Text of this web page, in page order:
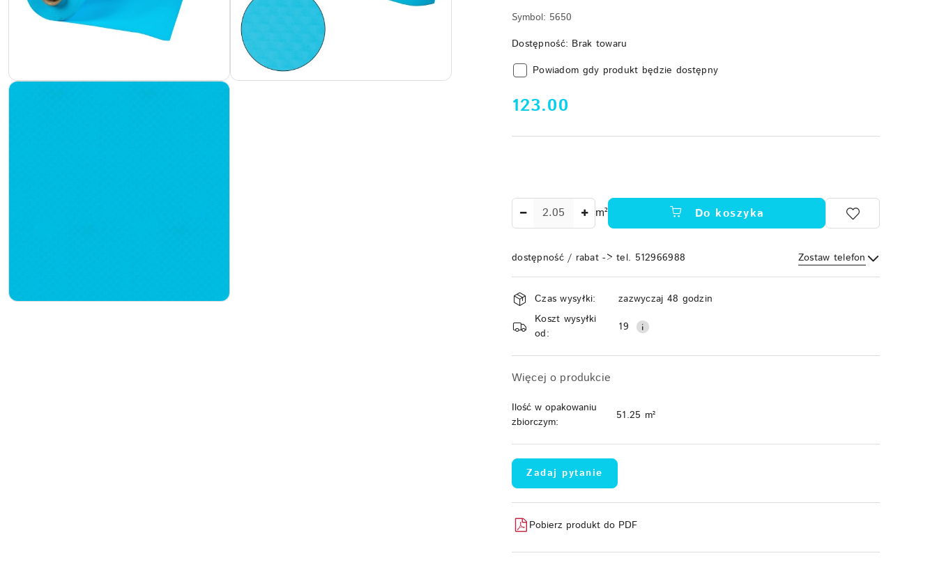
Symbol: 5650
Dostępność: Brak towaru
Powiadom gdy produkt będzie dostępny
cena:
123.00
m² Do koszyka
dostępność / rabat -> tel. 512966988 Zostaw telefon
Wyślij
Dostępność
i
dostawa
Czas wysyłki:
zazwyczaj 48 godzin
Koszt wysyłki
od:
19
Więcej o produkcie
Ilość w opakowaniu
zbiorczym:
51.25 m²
Zadaj pytanie
Pobierz produkt do PDF